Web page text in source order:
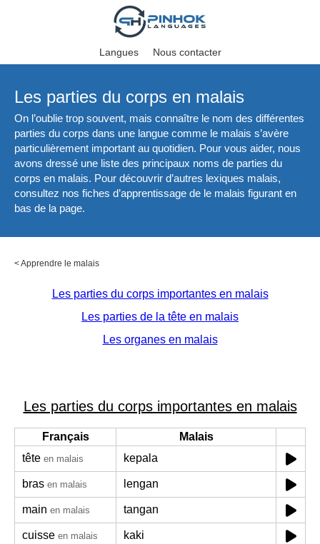
Langues Nous contacter
Les parties du corps en malais
On l’oublie trop souvent, mais connaître le nom des différentes
parties du corps dans une langue comme le malais s’avère
particulièrement important au quotidien. Pour vous aider, nous
avons dressé une liste des principaux noms de parties du
corps en malais. Pour découvrir d’autres lexiques malais,
consultez nos fiches d’apprentissage de le malais figurant en
bas de la page.
<Apprendre le malais
Les parties du corps importantes en malais
Les parties de la tête en malais
Les organes en malais
Les parties du corps importantes en malais
Français
Malais
tête en malais kepala
bras en malais lengan
main en malais tangan
cuisse en malais kaki